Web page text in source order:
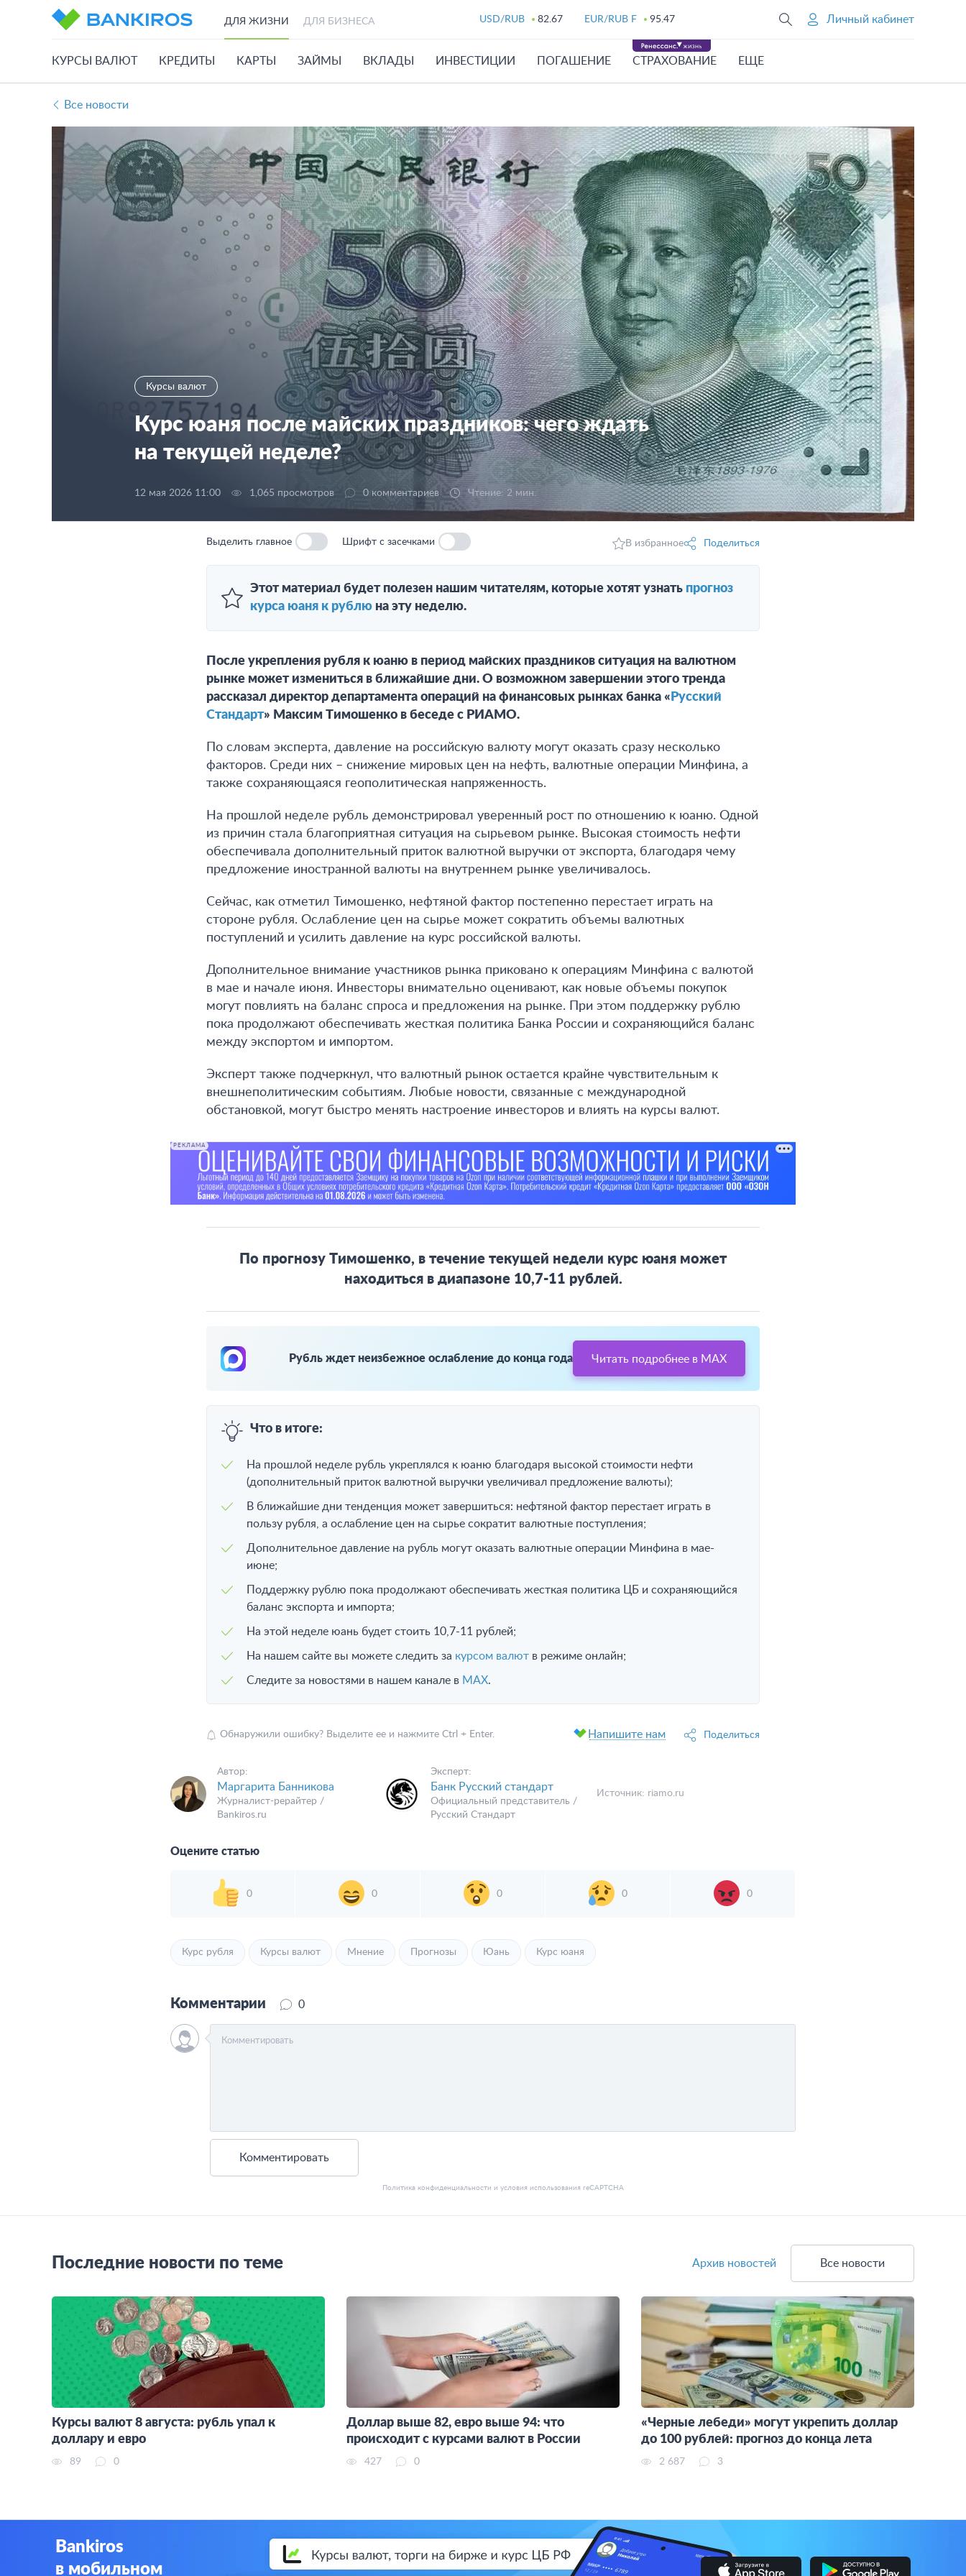
ДЛЯ ЖИЗНИ ДЛЯ БИЗНЕСА USD/RUB 82.67 EUR/RUB F 95.47 Личный кабинет
КУРСЫ ВАЛЮТ КРЕДИТЫ КАРТЫ ЗАЙМЫ ВКЛАДЫ ИНВЕСТИЦИИ ПОГАШЕНИЕ СТРАХОВАНИЕ ЕЩЕ
Все новости
Курсы валют
Курс юаня после майских праздников: чего ждать
на текущей неделе?
12 мая 2026 11:00 1,065 просмотров 0 комментариев Чтение: 2 мин.
Выделить главное Шрифт с засечками В избранное Поделиться
Этот материал будет полезен нашим читателям, которые хотят узнать прогноз
курса юаня к рублю на эту неделю.
После укрепления рубля к юаню в период майских праздников ситуация на валютном
рынке может измениться в ближайшие дни. О возможном завершении этого тренда
рассказал директор департамента операций на финансовых рынках банка « Русский
Стандарт» Максим Тимошенко в беседе с РИАМО.
По словам эксперта, давление на российскую валюту могут оказать сразу несколько
факторов. Среди них – снижение мировых цен на нефть, валютные операции Минфина, а
также сохраняющаяся геополитическая напряженность.
На прошлой неделе рубль демонстрировал уверенный рост по отношению к юаню. Одной
из причин стала благоприятная ситуация на сырьевом рынке. Высокая стоимость нефти
обеспечивала дополнительный приток валютной выручки от экспорта, благодаря чему
предложение иностранной валюты на внутреннем рынке увеличивалось.
Сейчас, как отметил Тимошенко, нефтяной фактор постепенно перестает играть на
стороне рубля. Ослабление цен на сырье может сократить объемы валютных
поступлений и усилить давление на курс российской валюты.
Дополнительное внимание участников рынка приковано к операциям Минфина с валютой
в мае и начале июня. Инвесторы внимательно оценивают, как новые объемы покупок
могут повлиять на баланс спроса и предложения на рынке. При этом поддержку рублю
пока продолжают обеспечивать жесткая политика Банка России и сохраняющийся баланс
между экспортом и импортом.
Эксперт также подчеркнул, что валютный рынок остается крайне чувствительным к
внешнеполитическим событиям. Любые новости, связанные с международной
обстановкой, могут быстро менять настроение инвесторов и влиять на курсы валют.
РЕКЛАМА
По прогнозу Тимошенко, в течение текущей недели курс юаня может
находиться в диапазоне 10,7-11 рублей.
Рубль ждет неизбежное ослабление до конца года Читать подробнее в MAX
Что в итоге:
На прошлой неделе рубль укреплялся к юаню благодаря высокой стоимости нефти
(дополнительный приток валютной выручки увеличивал предложение валюты);
В ближайшие дни тенденция может завершиться: нефтяной фактор перестает играть в
пользу рубля, а ослабление цен на сырье сократит валютные поступления;
Дополнительное давление на рубль могут оказать валютные операции Минфина в мае-
июне;
Поддержку рублю пока продолжают обеспечивать жесткая политика ЦБ и сохраняющийся
баланс экспорта и импорта;
На этой неделе юань будет стоить 10,7-11 рублей;
На нашем сайте вы можете следить за курсом валют в режиме онлайн;
Следите за новостями в нашем канале в MAX.
Обнаружили ошибку? Выделите ее и нажмите Ctrl + Enter. Напишите нам Поделиться
Автор:
Маргарита Банникова
Журналист-рерайтер /
Bankiros.ru
Эксперт:
Банк Русский стандарт
Официальный представитель /
Русский Стандарт
Источник: riamo.ru
Оцените статью
0 0 0 0 0
Курс рубля Курсы валют Мнение Прогнозы Юань Курс юаня
Комментарии 0
Комментировать
Политика конфиденциальности и условия использования reCAPTCHA
Последние новости по теме Архив новостей Все новости
Курсы валют 8 августа: рубль упал к
доллару и евро
89 0
Доллар выше 82, евро выше 94: что
происходит с курсами валют в России
427 0
«Черные лебеди» могут укрепить доллар
до 100 рублей: прогноз до конца лета
2 687 3
Bankiros
в мобильном